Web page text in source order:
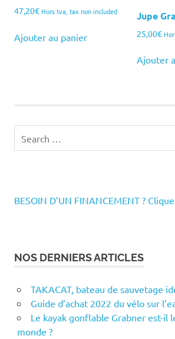
47,20€ Hors tva, tax non included
Ajouter au panier
Jupe
25,00€
Ajouter
for:
BESOIN D’UN FINANCEMENT ?
NOS DERNIERS ARTICLES
TAKACAT, bateau de sauvetage
Guide d’achat 2022 du vélo sur
Le kayak gonflable Grabner est-il
monde ?